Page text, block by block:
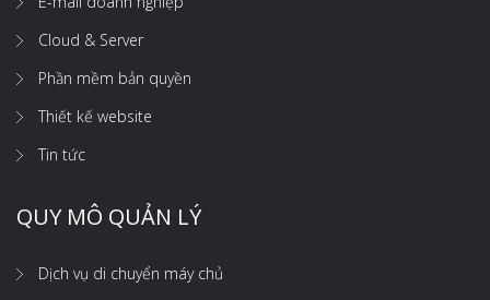
Cloud & Server
Phần mềm bản quyền
Thiết kế website
Tin tức
QUY MÔ QUẢN LÝ
Dịch vụ di chuyển máy chủ